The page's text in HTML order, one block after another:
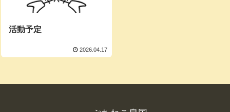
活動予定
2026.04.17